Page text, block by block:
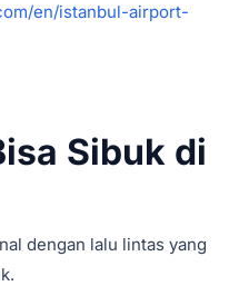
en/istanbul-airport-
Sibuk di
dengan lalu lintas yang